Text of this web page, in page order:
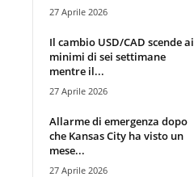
27 Aprile 2026
Il cambio USD/CAD scende ai
minimi di sei settimane
mentre il...
27 Aprile 2026
Allarme di emergenza dopo
che Kansas City ha visto un
mese...
27 Aprile 2026